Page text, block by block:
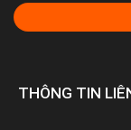
THÔNG TIN